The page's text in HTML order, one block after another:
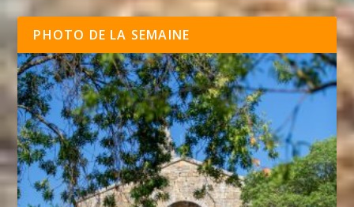
PHOTO DE LA SEMAINE